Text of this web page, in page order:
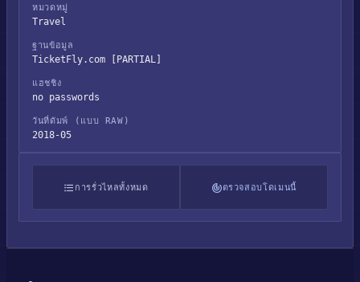
หมวดหมู่
Travel
ฐานข้อมูล
TicketFly.com [PARTIAL]
แฮชชิง
no passwords
วันที่ดัมพ์ (แบบ RAW)
2018-05
การรั่วไหลทั้งหมด ตรวจสอบโดเมนนี้